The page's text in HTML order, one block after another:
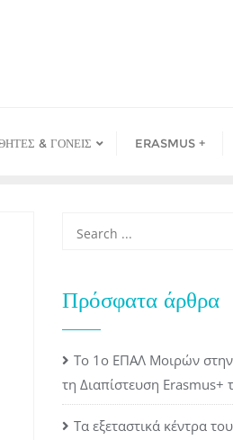
& ΓΟΝΕΙΣ ERASMUS +
Πρόσφατα άρθρα
Το 1ο ΕΠΑΛ Μοιρών
τη Διαπίστευση Erasmus+
Τα εξεταστικά κέντρα